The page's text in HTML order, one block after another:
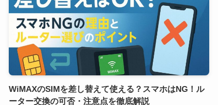
WiMAXのSIMを差し替えて使える？スマホはNG！ル
ーター交換の可否・注意点を徹底解説